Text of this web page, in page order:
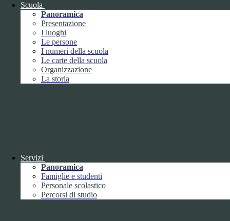
Scuola
Panoramica
Presentazione
I luoghi
Le persone
I numeri della scuola
Le carte della scuola
Organizzazione
La storia
Servizi
Panoramica
Famiglie e studenti
Personale scolastico
Percorsi di studio
2020
Gennaio
Febbraio
Novembre
Dicembre1